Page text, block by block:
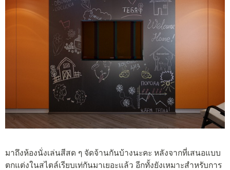
มาถึงห้องนั่งเล่นสีสด ๆ จัดจ้านกันบ้างนะคะ หลังจากที่เสนอแบบ
ตกแต่งในสไตล์เรียบเท่กันมาเยอะแล้ว อีกทั้งยังเหมาะสำหรับการ